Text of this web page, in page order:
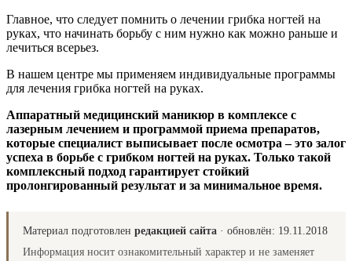
Главное, что следует помнить о лечении грибка ногтей на
руках, что начинать борьбу с ним нужно как можно раньше и
лечиться всерьез.
В нашем центре мы применяем индивидуальные программы
для лечения грибка ногтей на руках.
Аппаратный медицинский маникюр в комплексе с
лазерным лечением и программой приема препаратов,
которые специалист выписывает после осмотра – это залог
успеха в борьбе с грибком ногтей на руках. Только такой
комплексный подход гарантирует стойкий
пролонгированный результат и за минимальное время.
Материал подготовлен редакцией сайта · обновлён: 19.11.2018
Информация носит ознакомительный характер и не заменяет